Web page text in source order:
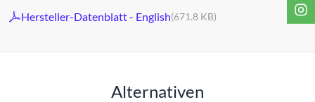
Hersteller-Datenblatt - English(671.8 KB)
Alternativen